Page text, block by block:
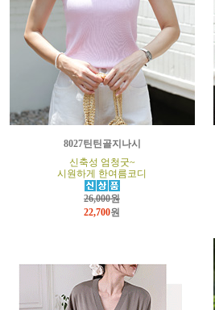
8027틴틴골지나시
신축성 엄청굿~
시원하게 한여름코디
26,000원
22,700원